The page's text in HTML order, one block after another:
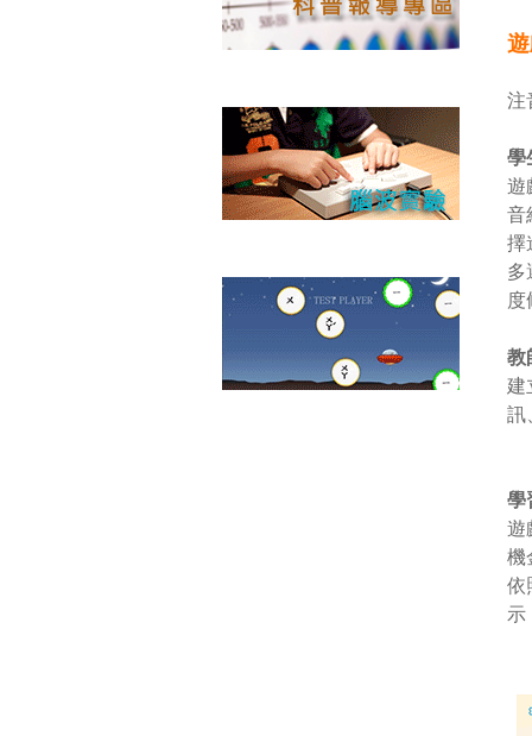
注
學
遊
音
擇
多
度
教
建
訊
學
遊
機
依
示